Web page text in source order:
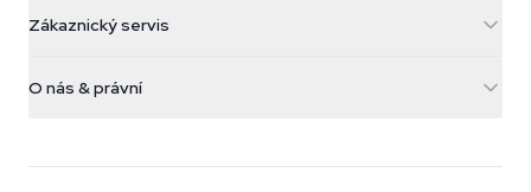
Nederland
+31(0)204897914
Kouzelné houby
Smokeshop
Zákaznický servis
Pravidla vrácení
O nás & právní
Wiki